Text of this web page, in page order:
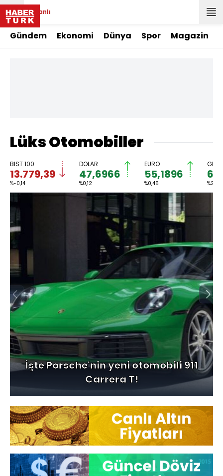
Canlı
Gündem Ekonomi Dünya Spor Magazin
Lüks Otomobiller
BIST 100
13.779,39
%-0,14
DOLAR
47,6966
%0,12
EURO
55,1896
%0,45 %2,59
İşte Porsche'nin yeni otomobili 911
Carrera T!